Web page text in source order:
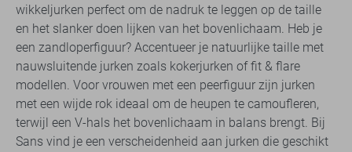
wikkeljurken perfect om de nadruk te leggen op de taille
en het slanker doen lijken van het bovenlichaam. Heb je
een zandloperfiguur? Accentueer je natuurlijke taille met
nauwsluitende jurken zoals kokerjurken of fit & flare
modellen. Voor vrouwen met een peerfiguur zijn jurken
met een wijde rok ideaal om de heupen te camoufleren,
terwijl een V-hals het bovenlichaam in balans brengt. Bij
Sans vind je een verscheidenheid aan jurken die geschikt